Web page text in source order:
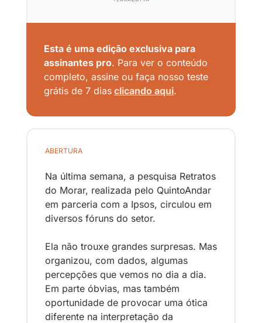
Esta é uma edição exclusiva para
assinantes pro. Para ver o conteúdo
completo, assine ou faça nosso teste
grátis de 7 dias clicando aqui.
ABERTURA
Na última semana, a pesquisa Retratos
do Morar, realizada pelo QuintoAndar
em parceria com a Ipsos, circulou em
diversos fóruns do setor.
Ela não trouxe grandes surpresas. Mas
organizou, com dados, algumas
percepções que vemos no dia a dia.
Em parte óbvias, mas também
oportunidade de provocar uma ótica
diferente na interpretação da